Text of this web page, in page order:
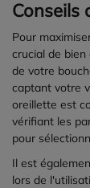
Conseils
Pour
crucial de
de votre
captant votre
oreillette est
vérifiant les
pour
Il est
lors de